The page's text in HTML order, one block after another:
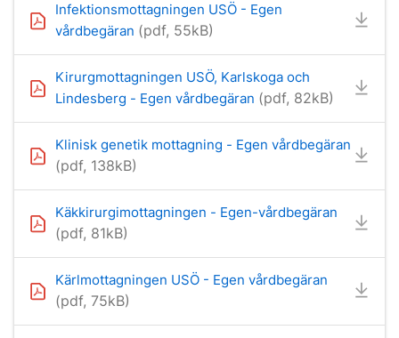
Infektionsmottagningen USÖ - Egen
vårdbegäran (pdf, 55kB)
Kirurgmottagningen USÖ, Karlskoga och
Lindesberg - Egen vårdbegäran (pdf, 82kB)
Klinisk genetik mottagning - Egen vårdbegäran
(pdf, 138kB)
Käkkirurgimottagningen - Egen-vårdbegäran
(pdf, 81kB)
Kärlmottagningen USÖ - Egen vårdbegäran
(pdf, 75kB)